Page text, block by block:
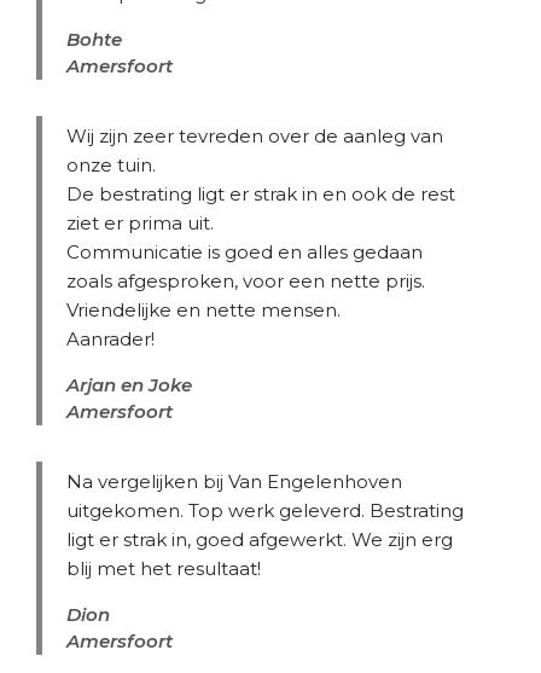
Bohte
Amersfoort
Wij zijn zeer tevreden over de aanleg van
onze tuin.
De bestrating ligt er strak in en ook de rest
ziet er prima uit.
Communicatie is goed en alles gedaan
zoals afgesproken, voor een nette prijs.
Vriendelijke en nette mensen.
Aanrader!
Arjan en Joke
Amersfoort
Na vergelijken bij Van Engelenhoven
uitgekomen. Top werk geleverd. Bestrating
ligt er strak in, goed afgewerkt. We zijn erg
blij met het resultaat!
Dion
Amersfoort